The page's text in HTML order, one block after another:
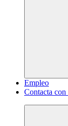
Empleo
Contacta con